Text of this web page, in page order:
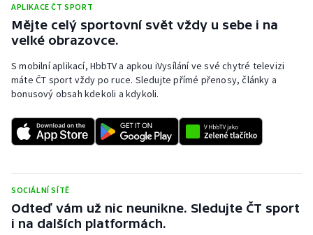
Rychlostní kanoistika
Short track
Stolní tenis
Triatlon
APLIKACE ČT SPORT
Mějte celý sportovní svět vždy u sebe i na
velké obrazovce.
S mobilní aplikací, HbbTV a apkou iVysílání ve své chytré televizi
máte ČT sport vždy po ruce. Sledujte přímé přenosy, články a
bonusový obsah kdekoli a kdykoli.
SOCIÁLNÍ SÍTĚ
Odteď vám už nic neunikne. Sledujte ČT sport
i na dalších platformách.